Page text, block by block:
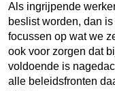
Als ingrijpende
beslist worden, dan
focussen op wat we
ook voor zorgen dat
voldoende is
alle beleidsfronten